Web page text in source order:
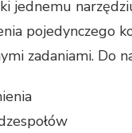
jednemu
pojedynczego
zadaniami. Do